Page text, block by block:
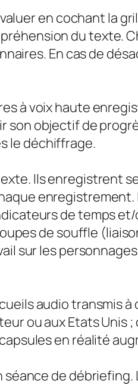
en cochant la
du texte.
En cas de
à voix haute
son objectif de
le déchiffrage.
Ils enregistrent
de temps
de souffle
sur les
audio transmis à
ou aux Etats Unis
en réalité
de